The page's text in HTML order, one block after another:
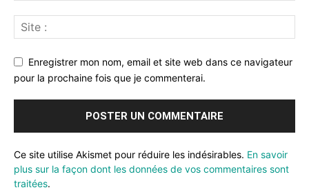
Enregistrer mon nom, email et site web dans ce navigateur
pour la prochaine fois que je commenterai.
Ce site utilise Akismet pour réduire les indésirables. En savoir
plus sur la façon dont les données de vos commentaires sont
traitées.